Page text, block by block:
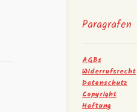
Paragrafen
AGBs
Widerrufsrecht
Datenschutz
Copyright
Haftung